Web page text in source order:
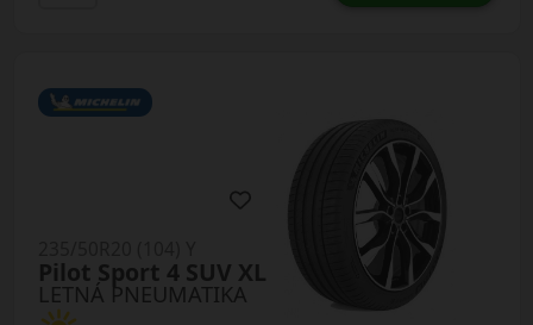
LETNÁ PNEUMATIKA
Pilot Sport 4 SUV XL